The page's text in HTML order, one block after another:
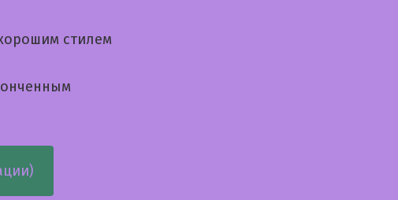
стилем